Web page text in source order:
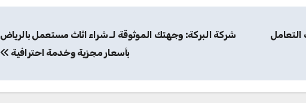
شركة البركة: وجهتك الموثوقة لـ شراء اثاث مستعمل بالرياض
بأسعار مجزية وخدمة احترافية